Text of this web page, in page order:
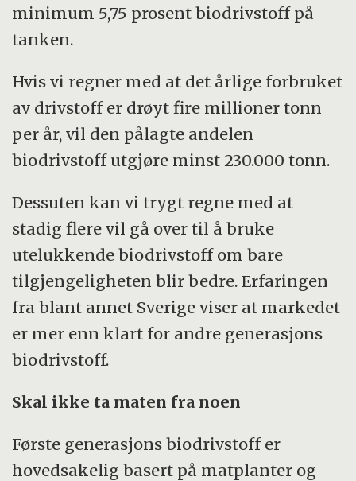
minimum 5,75 prosent biodrivstoff på
tanken.
Hvis vi regner med at det årlige forbruket
av drivstoff er drøyt fire millioner tonn
per år, vil den pålagte andelen
biodrivstoff utgjøre minst 230.000 tonn.
Dessuten kan vi trygt regne med at
stadig flere vil gå over til å bruke
utelukkende biodrivstoff om bare
tilgjengeligheten blir bedre. Erfaringen
fra blant annet Sverige viser at markedet
er mer enn klart for andre generasjons
biodrivstoff.
Skal ikke ta maten fra noen
Første generasjons biodrivstoff er
hovedsakelig basert på matplanter og